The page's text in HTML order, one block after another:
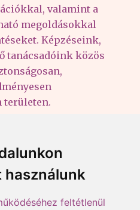
használunk
feltétlenül
valamint a
megoldásokkal
Képzéseink,
tanácsadóink közös
területen.
4. em.